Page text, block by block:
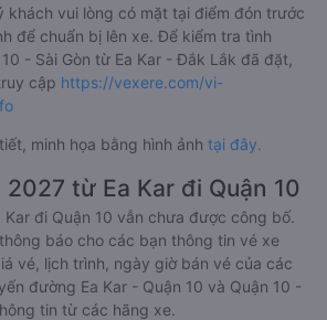
khách vui lòng có mặt tại điểm đón trước
để chuẩn bị lên xe. Để kiểm tra tình
- Sài Gòn từ Ea Kar - Đắk Lắk đã đặt,
cập https://vexere.com/vi-
minh họa bằng hình ảnh tại đây.
từ Ea Kar đi Quận 10
đi Quận 10 vẫn chưa được công bố.
báo cho các bạn thông tin vé xe
vé, lịch trình, ngày giờ bán vé của các
đường Ea Kar - Quận 10 và Quận 10 -
tin từ các hãng xe.